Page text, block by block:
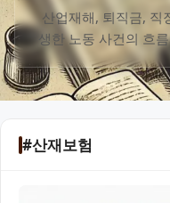
산업재해, 퇴직금, 직
생한 노동 사건의 흐
#산재보험